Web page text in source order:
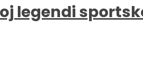
legendi